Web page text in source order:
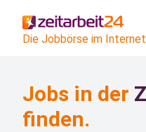
Die Jobbörse im
Jobs in der
finden.